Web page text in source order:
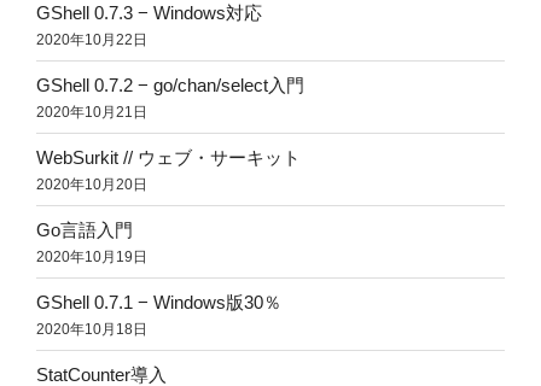
GShell 0.7.3 − Windows対応
2020年10月22日
GShell 0.7.2 − go/chan/select入門
2020年10月21日
WebSurkit // ウェブ・サーキット
2020年10月20日
Go言語入門
2020年10月19日
GShell 0.7.1 − Windows版30％
2020年10月18日
StatCounter導入